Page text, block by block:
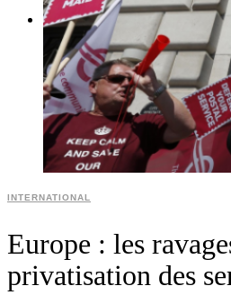
MULTIMÉDIAS
INTERNATIONAL
Europe : les
privatisation des